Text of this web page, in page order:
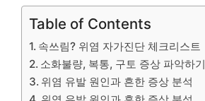
Table of Contents
속쓰림? 위염 자가진단 체크리스트
소화불량, 복통, 구토 증상 파악하기
위염 유발 원인과 흔한 증상 분석